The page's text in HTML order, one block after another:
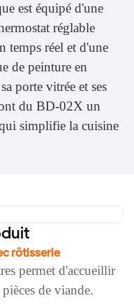
est équipé d'une
réglable
temps réel et d'une
de peinture en
porte vitrée et ses
du BD-02X un
simplifie la cuisine
rôtisserie
permet d'accueillir
de viande.